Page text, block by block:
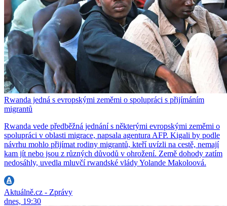
Rwanda jedná s evropskými zeměmi o spolupráci s přijímáním
migrantů
Rwanda vede předběžná jednání s některými evropskými zeměmi o
spolupráci v oblasti migrace, napsala agentura AFP. Kigali by podle
návrhu mohlo přijímat rodiny migrantů, kteří uvízli na cestě, nemají
kam jít nebo jsou z různých důvodů v ohrožení. Země dohody zatím
nedosáhly, uvedla mluvčí rwandské vlády Yolande Makoloová.
Aktuálně.cz - Zprávy
dnes, 19:30